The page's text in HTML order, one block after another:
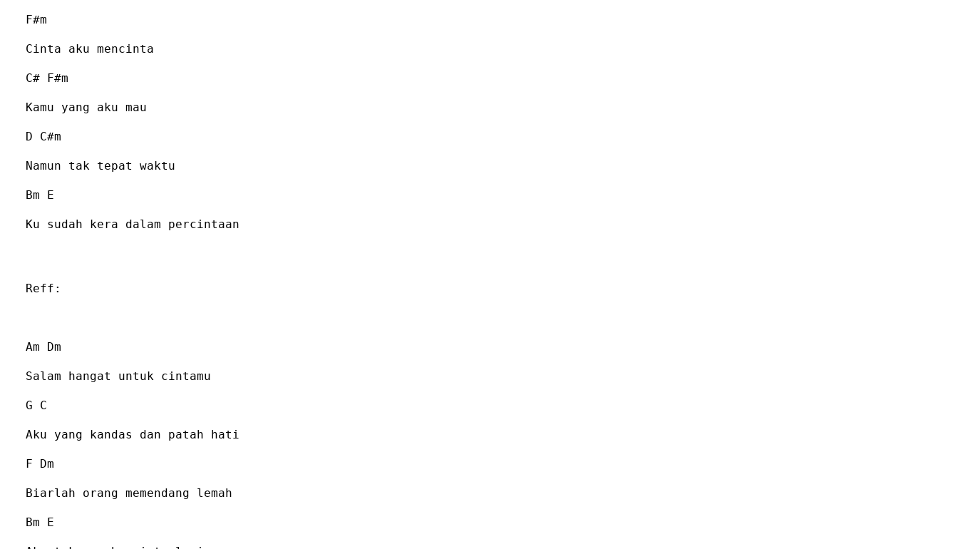
F#m
Cinta aku mencinta
C# F#m
Kamu yang aku mau
D C#m
Namun tak tepat waktu
Bm E
Ku sudah kera dalam percintaan
Reff:
Am Dm
Salam hangat untuk cintamu
G C
Aku yang kandas dan patah hati
F Dm
Biarlah orang memendang lemah
Bm E